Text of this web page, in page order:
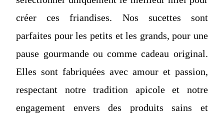
créer ces friandises. Nos sucettes sont
parfaites pour les petits et les grands, pour une
pause gourmande ou comme cadeau original.
Elles sont fabriquées avec amour et passion,
respectant notre tradition apicole et notre
engagement envers des produits sains et